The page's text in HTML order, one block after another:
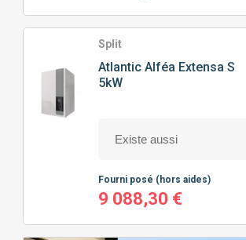
Split
Atlantic Alféa Extensa S
5kW
Fourni posé (hors aides)
9 088,30 €